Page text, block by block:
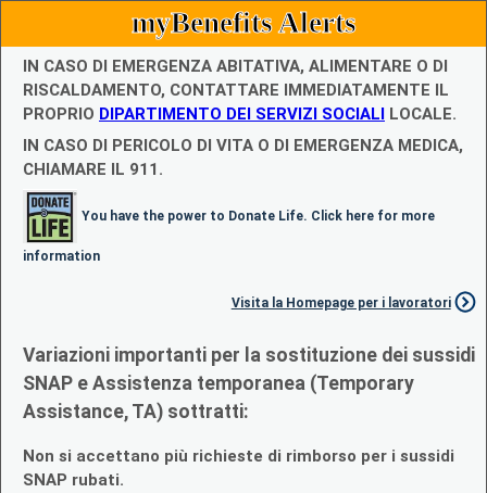
myBenefits Alerts
IN CASO DI EMERGENZA ABITATIVA, ALIMENTARE O DI
RISCALDAMENTO, CONTATTARE IMMEDIATAMENTE IL
PROPRIO DIPARTIMENTO DEI SERVIZI SOCIALI LOCALE.
IN CASO DI PERICOLO DI VITA O DI EMERGENZA MEDICA,
CHIAMARE IL 911.
You have the power to Donate Life. Click here for more
information
Visita la Homepage per i lavoratori
Variazioni importanti per la sostituzione dei sussidi
SNAP e Assistenza temporanea (Temporary
Assistance, TA) sottratti:
Non si accettano più richieste di rimborso per i sussidi
SNAP rubati.